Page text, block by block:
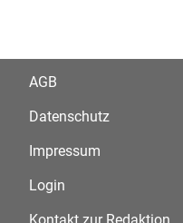
AGB
Datenschutz
Impressum
Login